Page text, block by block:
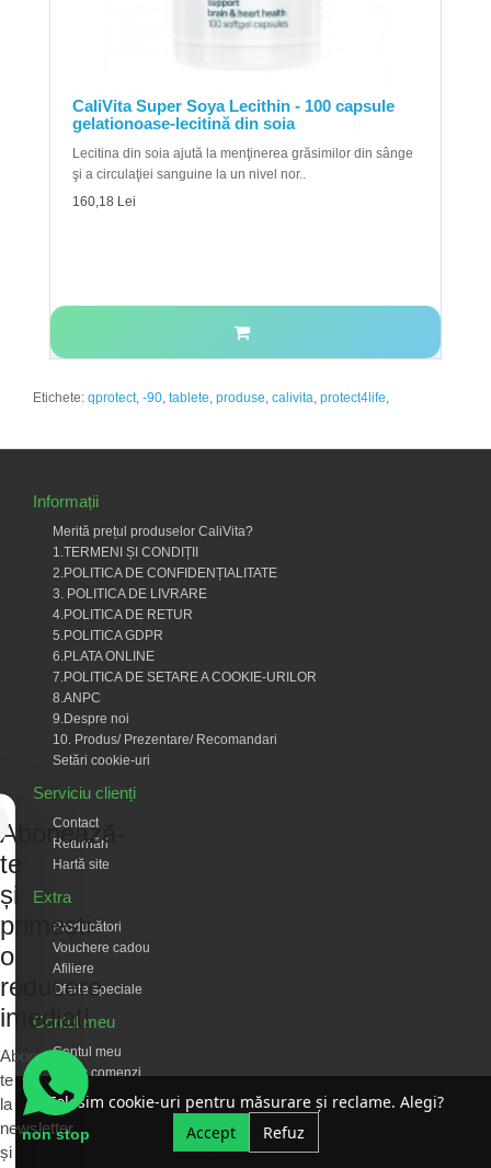
CaliVita Super Soya Lecithin - 100 capsule
gelationoase-lecitină din soia
Lecitina din soia ajută la menţinerea grăsimilor din sânge
şi a circulaţiei sanguine la un nivel nor..
160,18 Lei
Etichete: qprotect, -90, tablete, produse, calivita, protect4life,
Informații
Merită prețul produselor CaliVita?
1.TERMENI ȘI CONDIȚII
2.POLITICA DE CONFIDENȚIALITATE
3. POLITICA DE LIVRARE
4.POLITICA DE RETUR
5.POLITICA GDPR
6.PLATA ONLINE
7.POLITICA DE SETARE A COOKIE-URILOR
8.ANPC
9.Despre noi
10. Produs/ Prezentare/ Recomandari
Setări cookie-uri
Serviciu clienți
Contact
Returnări
Hartă site
Extra
Producători
Vouchere cadou
Afiliere
Oferte speciale
Contul meu
Contul meu
Istoric comenzi
Listă Favorite
Newsletter
Folosim cookie-uri pentru măsurare și reclame. Alegi?
Accept
Refuz
Abonează-
te
și
primești
o
reducere
imediat!
Abonează-
te
la
newsletter
și
non stop